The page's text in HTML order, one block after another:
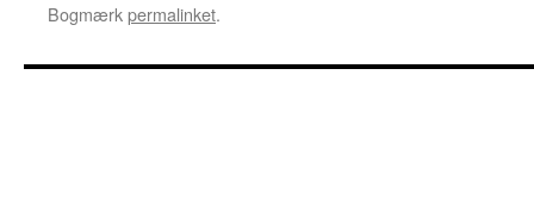
Bogmærkpermalinket.